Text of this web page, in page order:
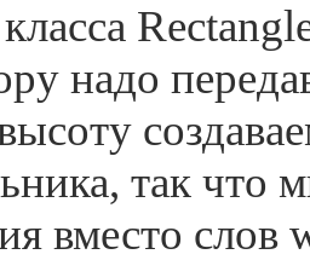
надо
так что
вместо